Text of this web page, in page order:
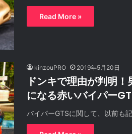
Read More »
kinzouPRO 2019年5月20日
ドンキで理由が判明
になる赤いバイパー
バイパーGTSに関して、以前も